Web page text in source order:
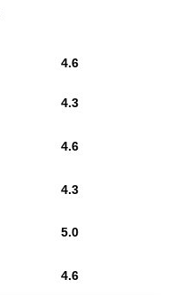
4.6
4.3
4.6
4.3
5.0
4.6